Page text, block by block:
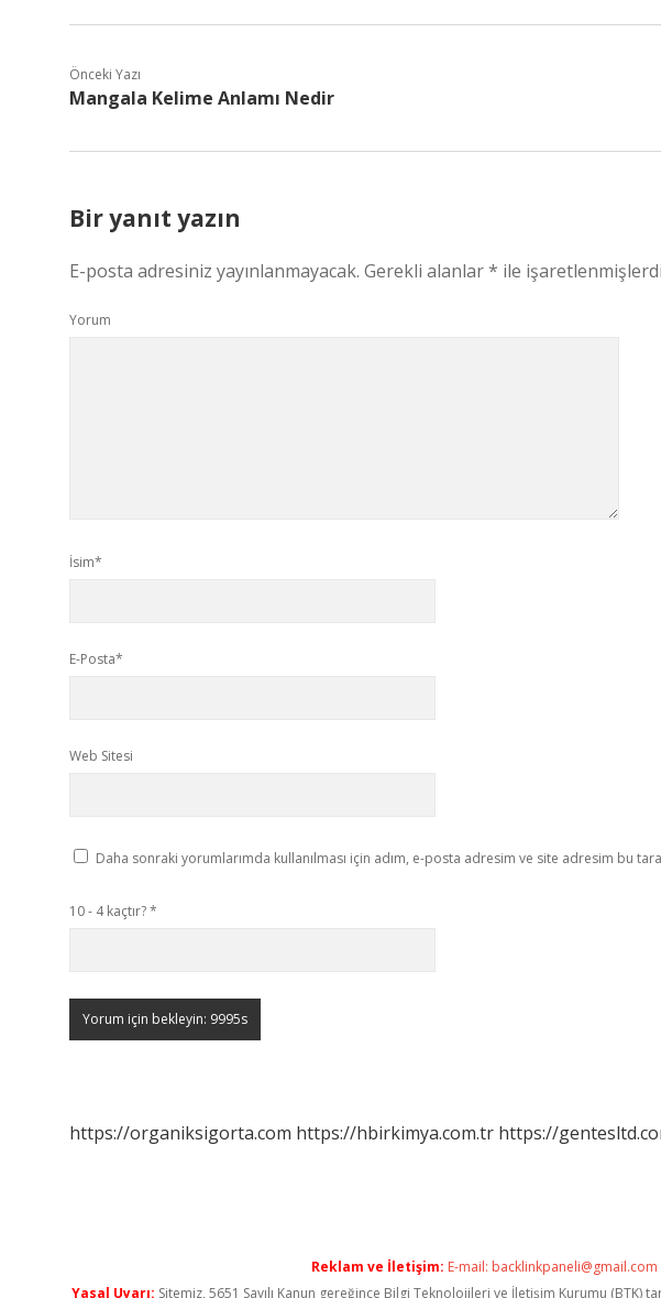
Önceki Yazı
Mangala Kelime Anlamı Nedir
Bir yanıt yazın
E-posta adresiniz yayınlanmayacak. Gerekli alanlar* ile
Yorum
İsim*
E-Posta*
Web Sitesi
Daha sonraki yorumlarımda kullanılması için adım, e-posta adresim ve site adresim bu
10 - 4 kaçtır?*
https://organiksigorta.com https://hbirkimya.com.tr https://
Reklam ve İletişim: E-mail: backlinkpaneli@gmail.com
Yasal Uyarı: Sitemiz, 5651 Sayılı Kanun gereğince Bilgi Teknolojileri ve İletişim Kurumu